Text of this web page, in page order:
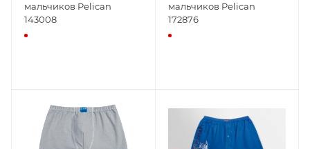
мальчиков Pelican
143008
мальчиков Pelican
172876